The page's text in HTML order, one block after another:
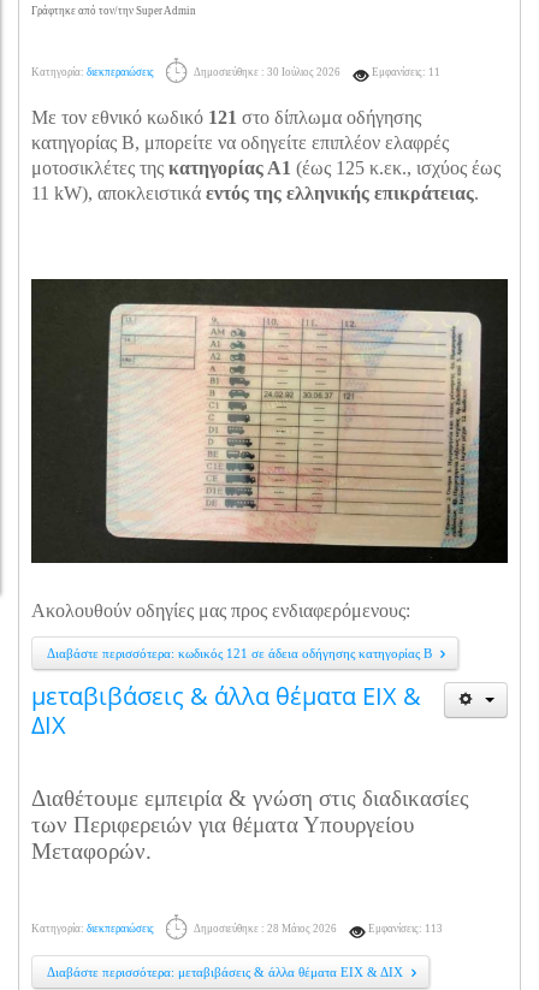
Γράφτηκε από τον/την Super Admin
Με τον εθνικό κωδικό 121 στο δίπλωμα οδήγησης
κατηγορίας Β, μπορείτε να οδηγείτε επιπλέον ελαφρές
μοτοσικλέτες της κατηγορίας Α1 (έως 125 κ.εκ., ισχύος έως
11 kW), αποκλειστικά εντός της ελληνικής επικράτειας.
Ακολουθούν οδηγίες μας προς ενδιαφερόμενους:
Κατηγορία: διεκπεραιώσεις Δημοσιεύθηκε : 30 Ιούλιος 2026 Εμφανίσεις: 11
Διαβάστε περισσότερα: κωδικός 121 σε άδεια οδήγησης κατηγορίας Β
μεταβιβάσεις & άλλα θέματα ΕΙΧ &
ΔΙΧ
Διαθέτουμε εμπειρία & γνώση στις διαδικασίες
των Περιφερειών για θέματα Υπουργείου
Μεταφορών.
Κατηγορία: διεκπεραιώσεις Δημοσιεύθηκε : 28 Μάιος 2026 Εμφανίσεις: 113
Διαβάστε περισσότερα: μεταβιβάσεις & άλλα θέματα ΕΙΧ & ΔΙΧ